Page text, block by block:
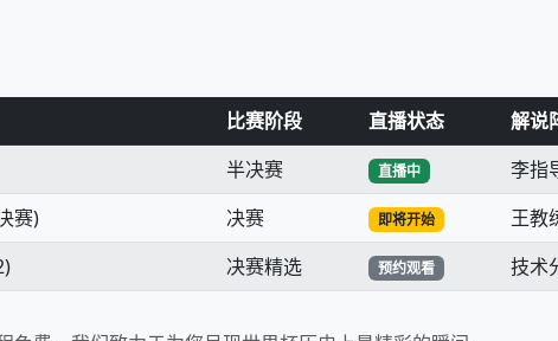
比赛阶段 直播状态
解说
半决赛 直播中
李指
赛) 决赛 即将开始
王教
决赛精选 预约观看 技术